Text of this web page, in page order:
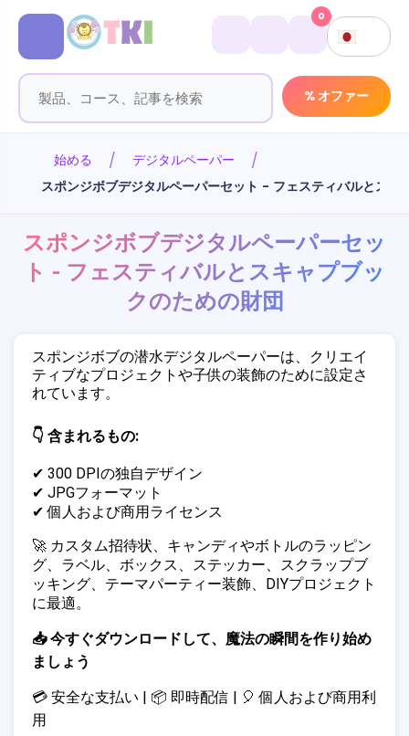
% オファー
0
始める
デジタルペーパー
スポンジボブデジタルペーパーセット - フェスティバルとスキ
スポンジボブデジタルペーパーセッ
ト - フェスティバルとスキャプブッ
クのための財団
スポンジボブの潜水デジタルペーパーは、クリエイ
ティブなプロジェクトや子供の装飾のために設定さ
れています。
👇 含まれるもの:
✔ 300 DPIの独自デザイン
✔ JPGフォーマット
✔ 個人および商用ライセンス
🚀 カスタム招待状、キャンディやボトルのラッピン
グ、ラベル、ボックス、ステッカー、スクラップブ
ッキング、テーマパーティー装飾、DIYプロジェクト
に最適。
📥 今すぐダウンロードして、魔法の瞬間を作り始め
ましょう
💳 安全な支払い | 📦 即時配信 | 🎈 個人および商用利
用